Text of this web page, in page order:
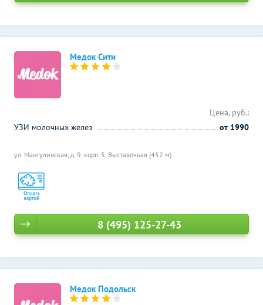
Медок Сити
ул. Мантулинская, д. 9, корп. 5, Выставочная (452 м)
Цена, руб.:
УЗИ молочных желез
от 1990
8 (495) 125-27-43
Медок Подольск